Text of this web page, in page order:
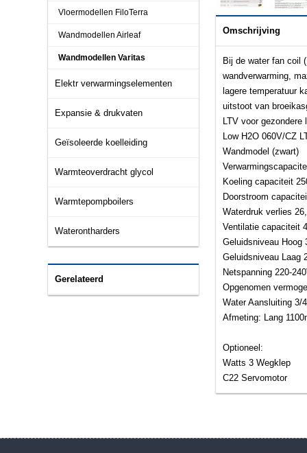
Vloermodellen FiloTerra
Wandmodellen Airleaf
Wandmodellen Varitas
Elektr verwarmingselementen
Expansie & drukvaten
Geïsoleerde koelleiding
Warmteoverdracht glycol
Warmtepompboilers
Waterontharders
Gerelateerd
Omschrijving
Bij de water fan coil
wandverwarming,
lagere temperatuur
uitstoot van
LTV voor gezondere
Low H2O 060V/CZ
Wandmodel (zwart)
Koeling capaciteit
Doorstroom
Waterdruk verlies
Ventilatie capaciteit
Geluidsniveau Hoog
Geluidsniveau Laag
Netspanning 220-
Opgenomen
Water Aansluiting 3/
Afmeting: Lang
Optioneel:
Watts 3 Wegklep
C22 Servomotor